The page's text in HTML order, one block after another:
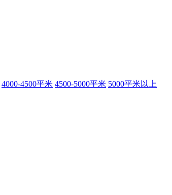
4000-4500平米 4500-5000平米 5000平米以上